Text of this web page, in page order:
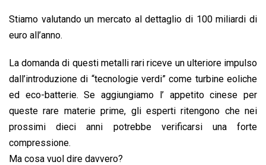
Stiamo valutando un mercato al dettaglio di 100 miliardi di
euro all’anno.
La domanda di questi metalli rari riceve un ulteriore impulso
dall’introduzione di “tecnologie verdi” come turbine eoliche
ed eco-batterie. Se aggiungiamo l’ appetito cinese per
queste rare materie prime, gli esperti ritengono che nei
prossimi dieci anni potrebbe verificarsi una forte
compressione.
Ma cosa vuol dire davvero?